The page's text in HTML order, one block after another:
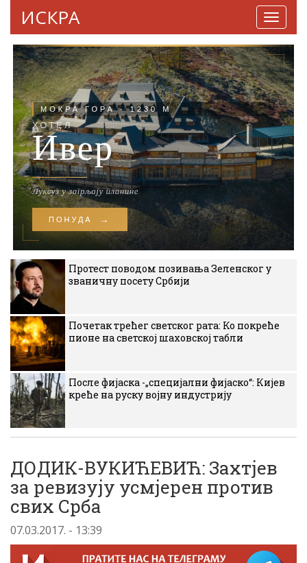
ИСКРА
Протест поводом позивања Зеленског у
званичну посету Србији
Почетак трећег светског рата: Ко покреће
пионе на светској шаховској табли
После фијаска -„специјални фијаско“: Кијев
креће на руску војну индустрију
ДОДИК-ВУКИЋЕВИЋ: Захтјев
за ревизују усмјерен против
свих Срба
07.03.2017. - 13:39